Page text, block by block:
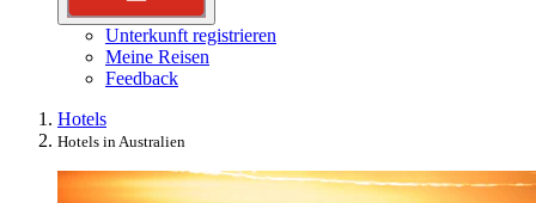
Unterkunft registrieren
Meine Reisen
Feedback
Hotels
Hotels in Australien